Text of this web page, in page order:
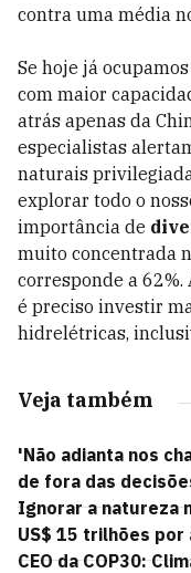
contra uma média
Se hoje já
com maior
atrás apenas da
especialistas
naturais
explorar todo o
importância de
muito concentrada
corresponde a 62%.
é preciso investir
hidrelétricas,
Veja também
'Não adianta nos
de fora das
Ignorar a natureza
US$ 15 trilhões por
CEO da COP30: